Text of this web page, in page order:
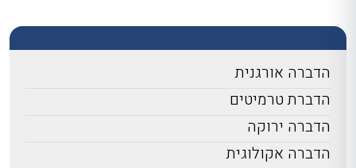
הדברה אורגנית
הדברת טרמיטים
הדברה ירוקה
הדברה אקולוגית